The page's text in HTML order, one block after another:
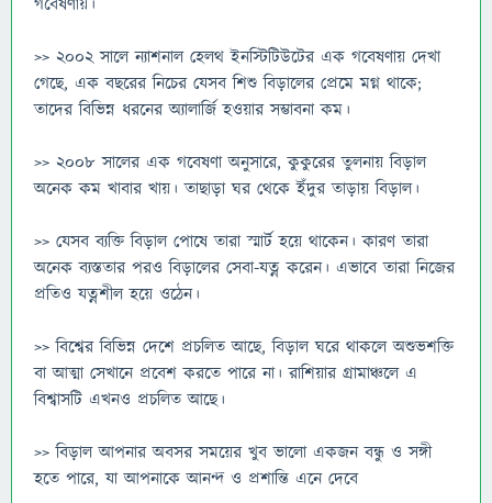
>> ২০০২ সালে ন্যাশনাল হেলথ ইনস্টিটিউটের এক গবেষণায় দেখা
গেছে, এক বছরের নিচের যেসব শিশু বিড়ালের প্রেমে মগ্ন থাকে;
তাদের বিভিন্ন ধরনের অ্যালার্জি হওয়ার সম্ভাবনা কম।
>> ২০০৮ সালের এক গবেষণা অনুসারে, কুকুরের তুলনায় বিড়াল
অনেক কম খাবার খায়। তাছাড়া ঘর থেকে ইঁদুর তাড়ায় বিড়াল।
>> যেসব ব্যক্তি বিড়াল পোষে তারা স্মার্ট হয়ে থাকেন। কারণ তারা
অনেক ব্যস্ততার পরও বিড়ালের সেবা-যত্ন করেন। এভাবে তারা নিজের
প্রতিও যত্নশীল হয়ে ওঠেন।
>> বিশ্বের বিভিন্ন দেশে প্রচলিত আছে, বিড়াল ঘরে থাকলে অশুভশক্তি
বা আত্মা সেখানে প্রবেশ করতে পারে না। রাশিয়ার গ্রামাঞ্চলে এ
বিশ্বাসটি এখনও প্রচলিত আছে।
>> বিড়াল আপনার অবসর সময়ের খুব ভালো একজন বন্ধু ও সঙ্গী
হতে পারে, যা আপনাকে আনন্দ ও প্রশান্তি এনে দেবে